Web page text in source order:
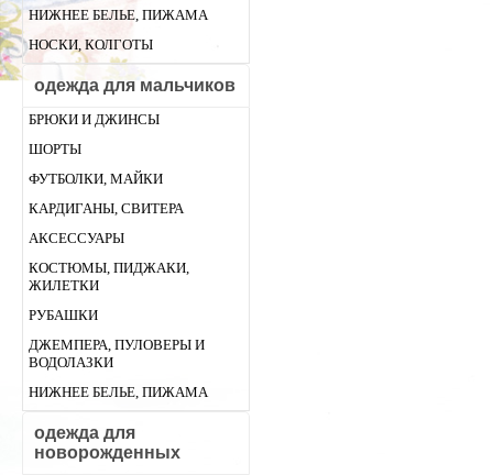
НИЖНЕЕ БЕЛЬЕ, ПИЖАМА
НОСКИ, КОЛГОТЫ
одежда для мальчиков
БРЮКИ И ДЖИНСЫ
ШОРТЫ
ФУТБОЛКИ, МАЙКИ
КАРДИГАНЫ, СВИТЕРА
АКСЕССУАРЫ
КОСТЮМЫ, ПИДЖАКИ,
ЖИЛЕТКИ
РУБАШКИ
ДЖЕМПЕРА, ПУЛОВЕРЫ И
ВОДОЛАЗКИ
НИЖНЕЕ БЕЛЬЕ, ПИЖАМА
одежда для
новорожденных